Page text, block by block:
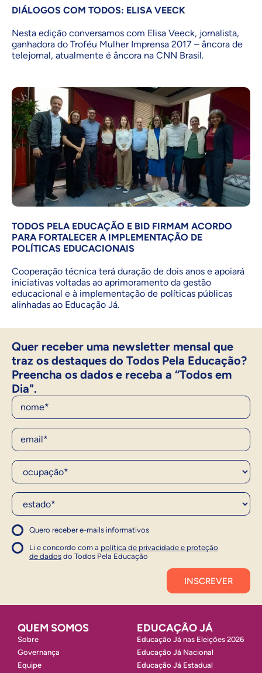
DIÁLOGOS COM TODOS: ELISA VEECK
Nesta edição conversamos com Elisa Veeck, jornalista,
ganhadora do Troféu Mulher Imprensa 2017 – âncora de
telejornal, atualmente é âncora na CNN Brasil.
TODOS PELA EDUCAÇÃO E BID FIRMAM ACORDO
PARA FORTALECER A IMPLEMENTAÇÃO DE
POLÍTICAS EDUCACIONAIS
Cooperação técnica terá duração de dois anos e apoiará
iniciativas voltadas ao aprimoramento da gestão
educacional e à implementação de políticas públicas
alinhadas ao Educação Já.
Quer receber uma newsletter mensal que
traz os destaques do Todos Pela Educação?
Preencha os dados e receba a “Todos em
Dia".
Nome
E-Mail
Ocupação*
Estado*
Quero receber e-mails informativos
1
Concordo com a política
Concordo com a política
Li e concordo com a política de privacidade e proteção
de dados do Todos Pela Educação
1
QUEM SOMOS
Sobre
Governança
Equipe
EDUCAÇÃO JÁ
Educação Já nas Eleições 2026
Educação Já Nacional
Educação Já Estadual